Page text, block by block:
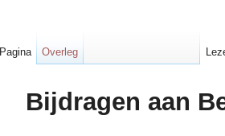
Bijdragen aan
Pagina Overleg